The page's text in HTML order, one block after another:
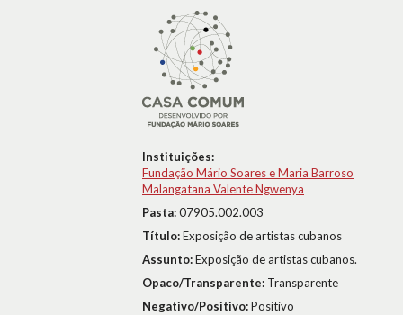
Instituições:
Fundação Mário Soares e Maria Barroso
Malangatana Valente Ngwenya
Pasta:07905.002.003
Título:Exposição de artistas cubanos
Assunto:Exposição de artistas cubanos.
Opaco/Transparente: Transparente
Negativo/Positivo:Positivo